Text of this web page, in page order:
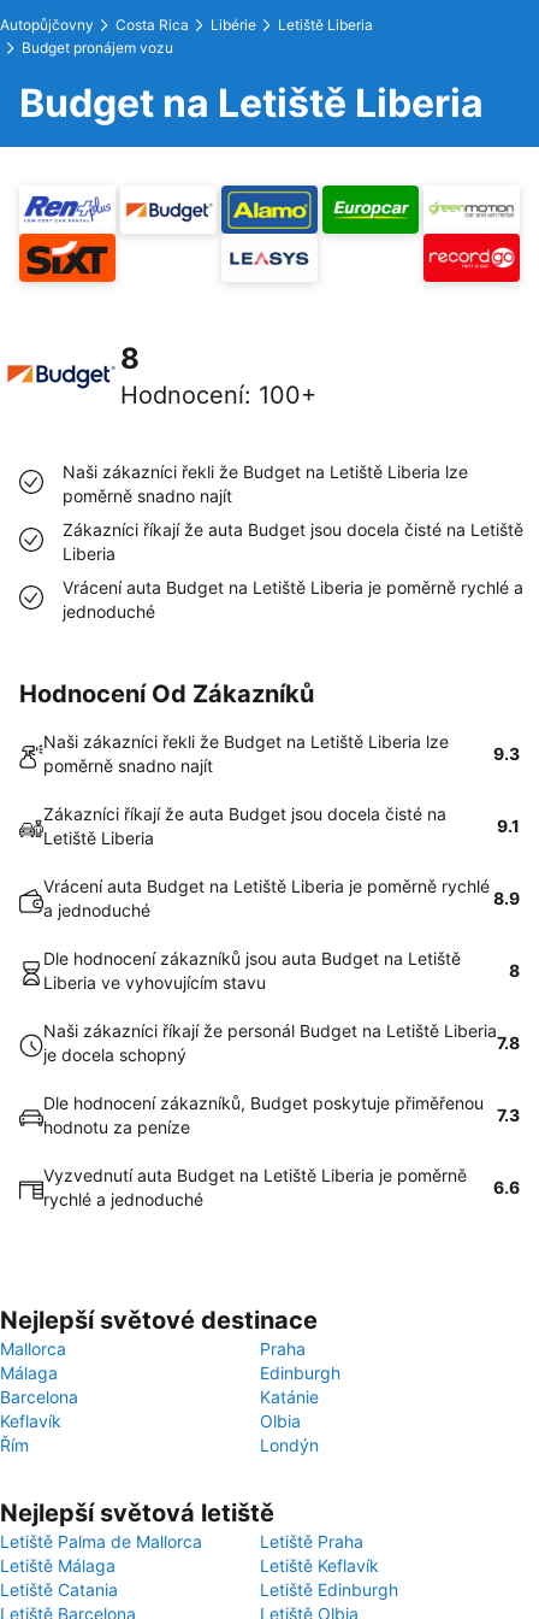
Autopůjčovny Costa Rica Libérie
Letiště Liberia
Budget pronájem vozu
Budget na Letiště Liberia
8
Hodnocení: 100+
Naši zákazníci řekli že Budget na Letiště Liberia lze
poměrně snadno najít
Zákazníci říkají že auta Budget jsou docela čisté na Letiště
Liberia
Vrácení auta Budget na Letiště Liberia je poměrně rychlé a
jednoduché
Hodnocení Od Zákazníků
Naši zákazníci řekli že Budget na Letiště Liberia lze
poměrně snadno najít
9.3
Zákazníci říkají že auta Budget jsou docela čisté na
Letiště Liberia
9.1
Vrácení auta Budget na Letiště Liberia je poměrně rychlé
a jednoduché
8.9
Dle hodnocení zákazníků jsou auta Budget na Letiště
Liberia ve vyhovujícím stavu
8
Naši zákazníci říkají že personál Budget na Letiště Liberia
je docela schopný
7.8
Dle hodnocení zákazníků, Budget poskytuje přiměřenou
hodnotu za peníze
7.3
Vyzvednutí auta Budget na Letiště Liberia je poměrně
rychlé a jednoduché
6.6
Nejlepší světové destinace
Mallorca
Praha
Málaga
Edinburgh
Barcelona
Katánie
Keflavík
Olbia
Řím
Londýn
Nejlepší světová letiště
Letiště Palma de Mallorca
Letiště Praha
Letiště Málaga
Letiště Keflavík
Letiště Catania
Letiště Edinburgh
Letiště Barcelona
Letiště Olbia